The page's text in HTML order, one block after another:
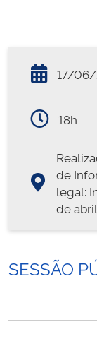
17/
18h
de
legal:
de
SESSÃO